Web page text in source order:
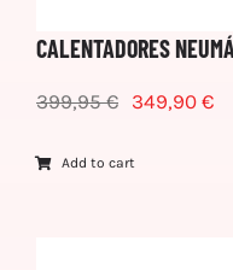
CALENTADORES
399,95€ 349,90 €
Add to cart